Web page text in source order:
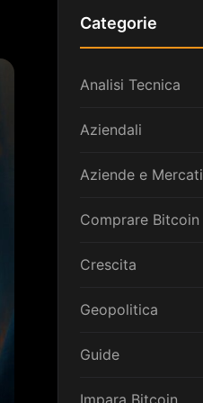
Categorie
Analisi Tecnica
Aziendali
Aziende e Mercati
Comprare Bitcoin
Crescita
Geopolitica
Guide
Impara Bitcoin